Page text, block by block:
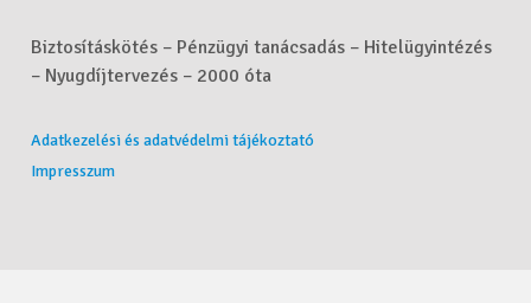
Biztosításkötés – Pénzügyi tanácsadás – Hitelügyintézés
– Nyugdíjtervezés – 2000 óta
Adatkezelési és adatvédelmi tájékoztató
Impresszum